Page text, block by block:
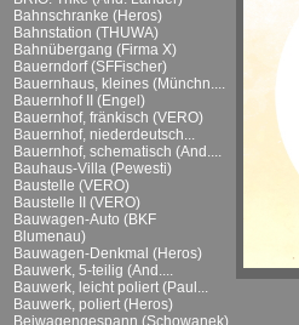
Bahnschranke (Heros)
Bahnstation (THUWA)
Bahnübergang (Firma X)
Bauerndorf (SFFischer)
Bauernhaus, kleines (Münchn....
Bauernhof II (Engel)
Bauernhof, fränkisch (VERO)
Bauernhof, niederdeutsch...
Bauernhof, schematisch (And....
Bauhaus-Villa (Pewesti)
Baustelle (VERO)
Baustelle II (VERO)
Bauwagen-Auto (BKF
Blumenau)
Bauwagen-Denkmal (Heros)
Bauwerk, 5-teilig (And....
Bauwerk, leicht poliert (Paul...
Bauwerk, poliert (Heros)
Beiwagengespann (Schowanek)